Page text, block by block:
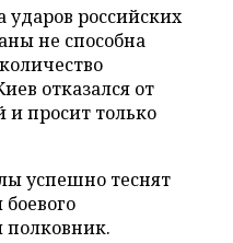
ударов российских
не способна
отказался от
просит только
успешно теснят
полковник.